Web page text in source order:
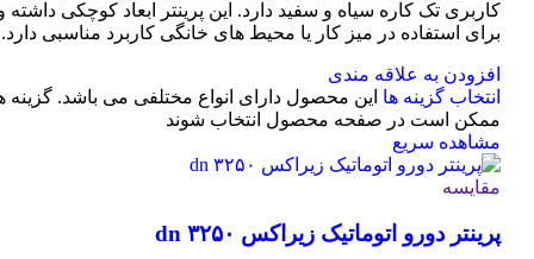
کاربری تک کاره سیاه و سفید دارد. این پرینتر ابعاد کوچکی داشته
برای استفاده در میز کار یا محیط های خانگی کاربرد مناسبی دارد.
افزودن به علاقه مندی
انتخاب گزینه ها این محصول دارای انواع مختلفی می باشد. گزینه
ممکن است در صفحه محصول انتخاب شوند
مشاهده سریع
مقایسه
پرینتر دورو اتوماتیک زیراکس dn ۳۲۵۰